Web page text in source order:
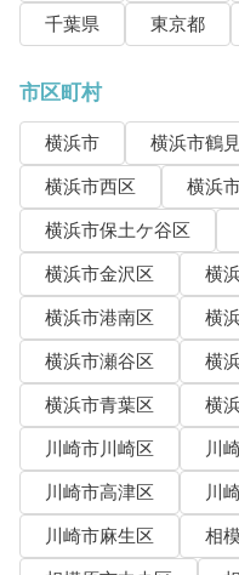
千葉県
東京都
市区町村
横浜市 横浜市鶴
横浜市西区
横浜
横浜市保土ケ谷区
横浜市金沢区
横
横浜市港南区
横
横浜市瀬谷区
横
横浜市青葉区
横
川崎市川崎区
川
川崎市高津区
川
川崎市麻生区
相